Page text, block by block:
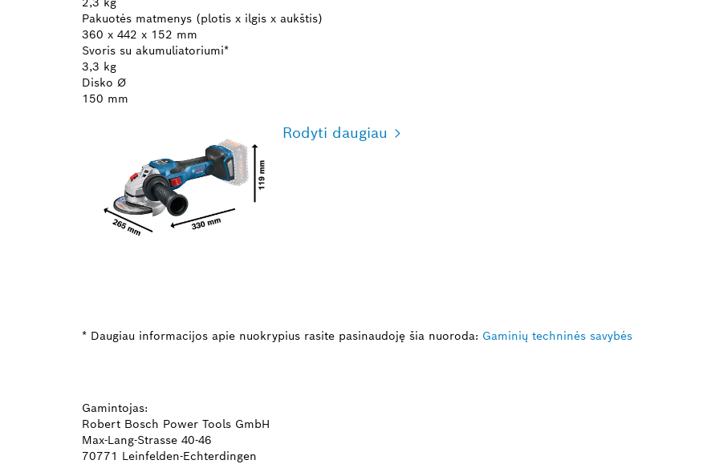
Pakuotės matmenys (plotis x ilgis x aukštis)
360 x 442 x 152 mm
Svoris su akumuliatoriumi*
3,3 kg
Disko Ø
150 mm
Rodyti daugiau
* Daugiau informacijos apie nuokrypius rasite pasinaudoję šia nuoroda: Gaminių techninės savybės
Gamintojas:
Robert Bosch Power Tools GmbH
Max-Lang-Strasse 40-46
70771 Leinfelden-Echterdingen